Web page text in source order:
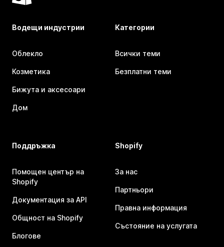
Водещи индустрии
Облекло
Козметика
Бижута и аксесоари
Дом
Категории
Всички теми
Безплатни теми
Поддръжка
Помощен център на
Shopify
Документация за API
Общност на Shopify
Блогове
Shopify
За нас
Партньори
Правна информация
Състояние на услугата